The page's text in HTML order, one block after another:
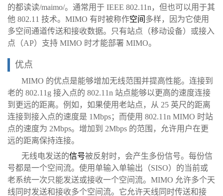
的都读读/maimo/。通常用于 IEEE 802.11n，但也可以用于其
他 802.11 技术。MIMO 有时被称作空间 多样，因为它使用
多空间通道传送和接收数据。只有站点（移动设备）或接入
点（AP）支持 MIMO 时才能部署 MIMO。
优点
MIMO 的优点是能够增加无线范围并提高性能。连接到
老的 802.11g 接入点的 802.11n 站点能够以更高的速度连接
到更远的距离。例如，如果使用老站点，从 25 英尺的距离
连接到接入点的速度是 1Mbps；而使用 802.11n MIMO 时站
点的速度为 2Mbps。增加到 2Mbps 的范围，允许用户在更
远的距离保持连接。
无线电发送的信号被反射时，会产生多份信号。每份信
号都是一个空间流。使用单输入单输出（SISO）的当前或
老系统一次只能发送或接收一个空间流。MIMO 允许多个天
线同时发送和接收多个空间流。它允许天线同时传送和接